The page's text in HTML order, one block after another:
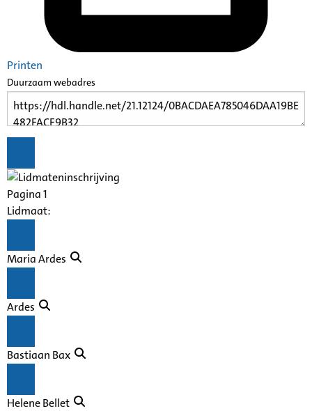
Printen
Duurzaam webadres
Pagina 1
Lidmaat:
Maria Ardes
Ardes
Bastiaan Bax
Helene Bellet